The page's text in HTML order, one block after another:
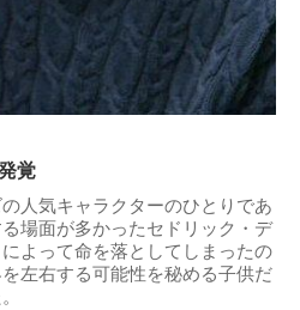
覚
人気キャラクターのひとりであ
場面が多かったセドリック・デ
よって命を落としてしまったの
左右する可能性を秘める子供だ